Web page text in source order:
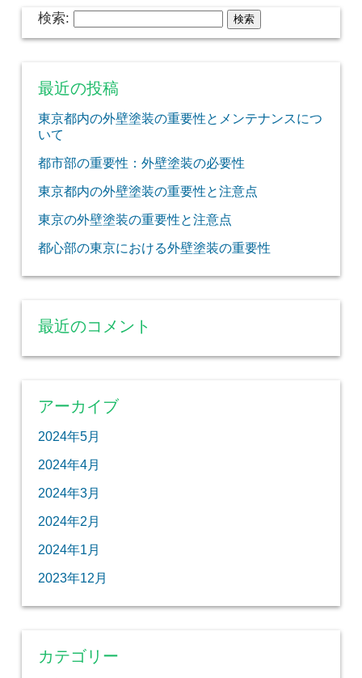
検索:
最近の投稿
東京都内の外壁塗装の重要性とメンテナンスにつ
いて
都市部の重要性：外壁塗装の必要性
東京都内の外壁塗装の重要性と注意点
東京の外壁塗装の重要性と注意点
都心部の東京における外壁塗装の重要性
最近のコメント
アーカイブ
2024年5月
2024年4月
2024年3月
2024年2月
2024年1月
2023年12月
カテゴリー